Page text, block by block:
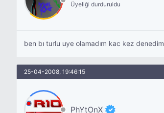
Üyeliği durduruldu
ben bı turlu uye olamadım kac kez denedim
25-04-2008, 19:46:15
PhYtOnX